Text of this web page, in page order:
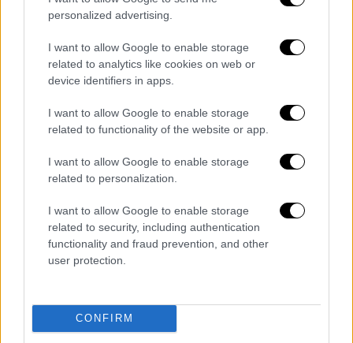
personalized advertising.
I want to allow Google to enable storage
related to analytics like cookies on web or
device identifiers in apps.
I want to allow Google to enable storage
related to functionality of the website or app.
I want to allow Google to enable storage
related to personalization.
I want to allow Google to enable storage
related to security, including authentication
functionality and fraud prevention, and other
user protection.
CONFIRM
περιοχή με τον φακό. Ο φακός της
φωτογραφικής μηχανής θα αντανακλά το
φως, καθιστώντας ευκολότερο τον
εντοπισμό του.
Έλεγχος στους καθρέφτες:Για τους
καθρέφτες, εκτελέστε το απλό τεστ με τα
νύχια. Εάν μπορείτε να «αγγίξετε» το
δάχτυλό σας που αντανακλάται, αυτό μπορεί
να υποδεικνύει έναν αμφίδρομο καθρέφτη.
Έλεγχος για κάμερες:Χρησιμοποιήστε μια
εφαρμογή σάρωσης δικτύου για να
εντοπίσετε τυχόν συσκευές που είναι
υπολογιστή. Αυτή η μέθοδος μπορεί να
βοηθήσει στον εντοπισμό